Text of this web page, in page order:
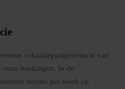
vakantieparkprovincie van
onze boekingen. In de
sessies per week op